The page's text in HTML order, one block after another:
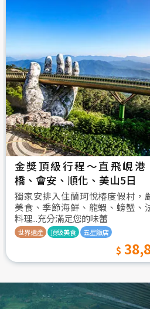
金獎頂級行程～直飛峴港
橋、會安、順化、美山5日
獨家安排入住蘭珂悅椿度假村，
美食、季節海鮮、龍蝦、螃蟹、
料理...充分滿足您的味蕾
世界遺產 頂級美食 五星飯店